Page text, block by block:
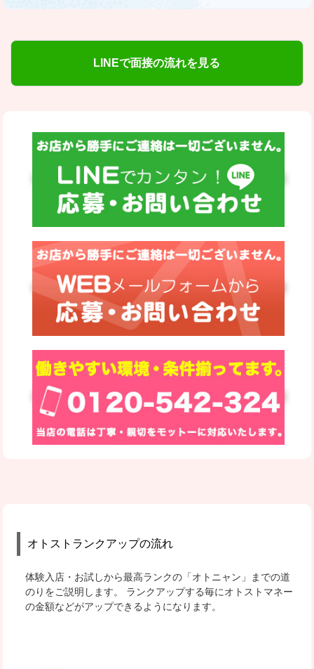
LINEで面接の流れを見る
オトストランクアップの流れ
体験入店・お試しから最高ランクの「オトニャン」までの道
のりをご説明します。
ランクアップする毎にオトストマネー
の金額などがアップできるようになります。